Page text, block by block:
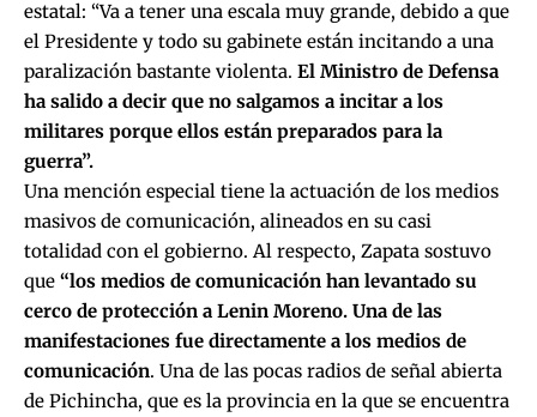
estatal: “Va a tener una escala muy grande, debido a que
el Presidente y todo su gabinete están incitando a una
paralización bastante violenta. El Ministro de Defensa
ha salido a decir que no salgamos a incitar a los
militares porque ellos están preparados para la
guerra”.
Una mención especial tiene la actuación de los medios
masivos de comunicación, alineados en su casi
totalidad con el gobierno. Al respecto, Zapata sostuvo
que “los medios de comunicación han levantado su
cerco de protección a Lenin Moreno. Una de las
manifestaciones fue directamente a los medios de
comunicación. Una de las pocas radios de señal abierta
de Pichincha, que es la provincia en la que se encuentra